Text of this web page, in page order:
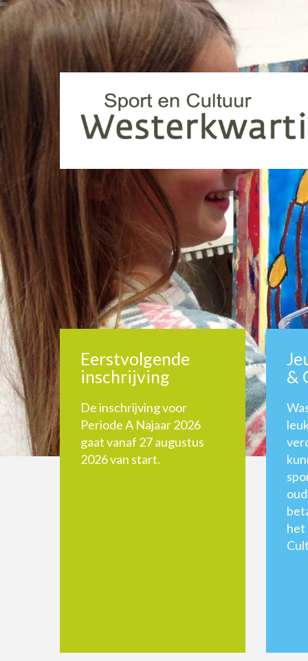
Eerstvolgende
inschrijving
De inschrijving voor
Periode A Najaar 2026
gaat vanaf 27 augustus
2026 van start.
&
het